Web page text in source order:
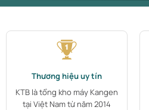
Thương hiệu uy tín
KTB là tổng kho máy Kangen
tại Việt Nam từ năm 2014